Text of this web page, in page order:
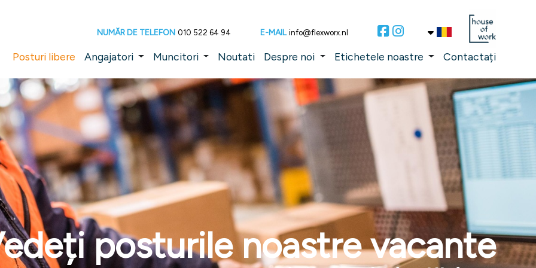
NUMĂR DE TELEFON 010 522 64 94 E-MAIL info@flexworx.nl
Posturi libere Angajatori Muncitori Noutati Despre noi Etichetele noastre Contactați
posturile noastre vacante